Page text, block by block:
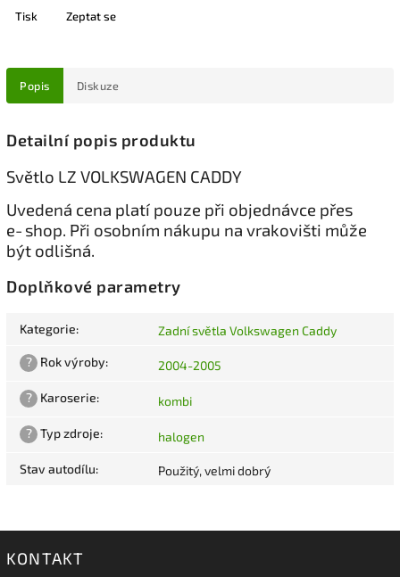
Tisk Zeptat se
Popis Diskuze
Detailní popis produktu
Světlo LZ VOLKSWAGEN CADDY
Uvedená cena platí pouze při objednávce přes
e‑shop. Při osobním nákupu na vrakovišti může
být odlišná.
Doplňkové parametry
Kategorie: Zadní světla Volkswagen Caddy
? Rok výroby: 2004-2005
? Karoserie: kombi
? Typ zdroje: halogen
Stav autodílu: Použitý, velmi dobrý
KONTAKT